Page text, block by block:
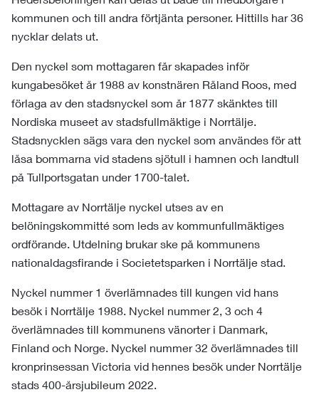
kommunen och till andra förtjänta personer. Hittills har 36
nycklar delats ut.
Den nyckel som mottagaren får skapades inför
kungabesöket år 1988 av konstnären Råland Roos, med
förlaga av den stadsnyckel som år 1877 skänktes till
Nordiska museet av stadsfullmäktige i Norrtälje.
Stadsnycklen sägs vara den nyckel som användes för att
låsa bommarna vid stadens sjötull i hamnen och landtull
på Tullportsgatan under 1700-talet.
Mottagare av Norrtälje nyckel utses av en
belöningskommitté som leds av kommunfullmäktiges
ordförande. Utdelning brukar ske på kommunens
nationaldagsfirande i Societetsparken i Norrtälje stad.
Nyckel nummer 1 överlämnades till kungen vid hans
besök i Norrtälje 1988. Nyckel nummer 2, 3 och 4
överlämnades till kommunens vänorter i Danmark,
Finland och Norge. Nyckel nummer 32 överlämnades till
kronprinsessan Victoria vid hennes besök under Norrtälje
stads 400-årsjubileum 2022.